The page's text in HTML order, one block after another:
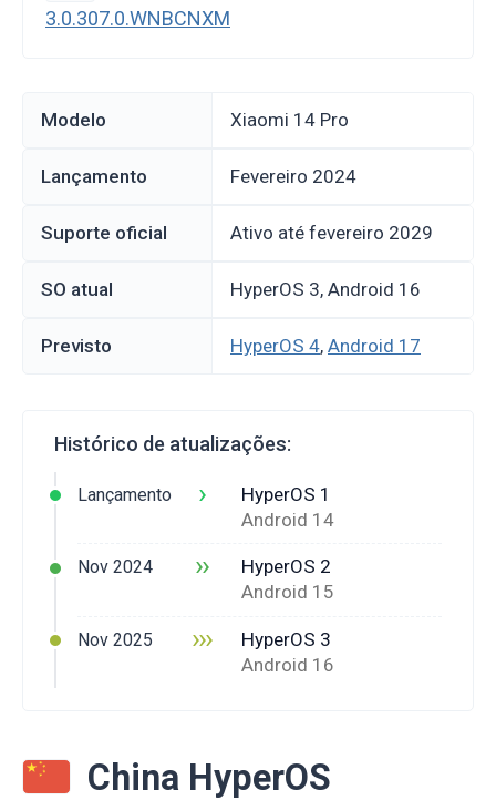
3.0.307.0.WNBCNXM
Modelo Xiaomi 14 Pro
Lançamento fevereiro 2024
Suporte oficial Ativo até fevereiro 2029
SO atual HyperOS 3, Android 16
Previsto HyperOS 4, Android 17
Histórico de atualizações:
Lançamento ›
HyperOS 1
Android 14
Nov 2024 ››
HyperOS 2
Android 15
Nov 2025 ›››
HyperOS 3
Android 16
China HyperOS